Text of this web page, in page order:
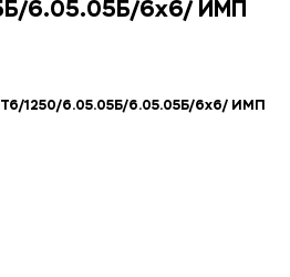
6.05.05Б/6х6/ ИМП
Т6/1250/6.05.05Б/6.05.05Б/6х6/ ИМП